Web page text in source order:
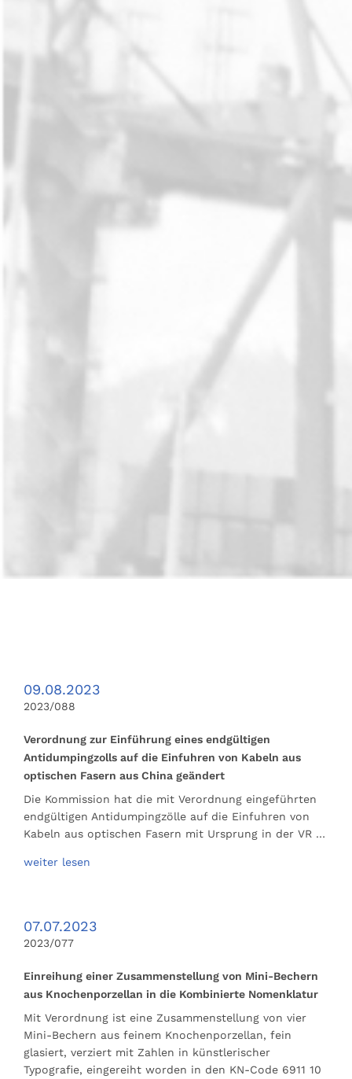
09.08.2023
2023/088
Verordnung zur Einführung eines endgültigen
Antidumpingzolls auf die Einfuhren von Kabeln aus
optischen Fasern aus China geändert
Die Kommission hat die mit Verordnung eingeführten
endgültigen Antidumpingzölle auf die Einfuhren von
Kabeln aus optischen Fasern mit Ursprung in der VR …
weiter lesen
07.07.2023
2023/077
Einreihung einer Zusammenstellung von Mini-Bechern
aus Knochenporzellan in die Kombinierte Nomenklatur
Mit Verordnung ist eine Zusammenstellung von vier
Mini-Bechern aus feinem Knochenporzellan, fein
glasiert, verziert mit Zahlen in künstlerischer
Typografie, eingereiht worden in den KN-Code 6911 10